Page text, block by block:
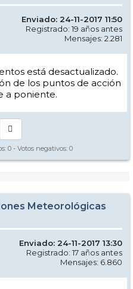
Enviado: 24-11-2017 11:50
Registrado: 19 años antes
Mensajes: 2.281
está desactualizado.
de los puntos de acción
a poniente.
0 - Votos negativos: 0
Meteorológicas
Enviado: 24-11-2017 13:30
Registrado: 17 años antes
Mensajes: 6.860